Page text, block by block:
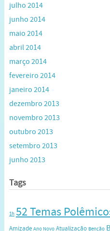
julho 2014
junho 2014
maio 2014
abril 2014
março 2014
fevereiro 2014
janeiro 2014
dezembro 2013
novembro 2013
outubro 2013
setembro 2013
junho 2013
Tags
1h 52 Temas
Amizade Ano Novo Atualização Benção